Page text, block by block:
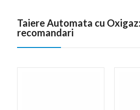
Taiere Automata cu
recomandari